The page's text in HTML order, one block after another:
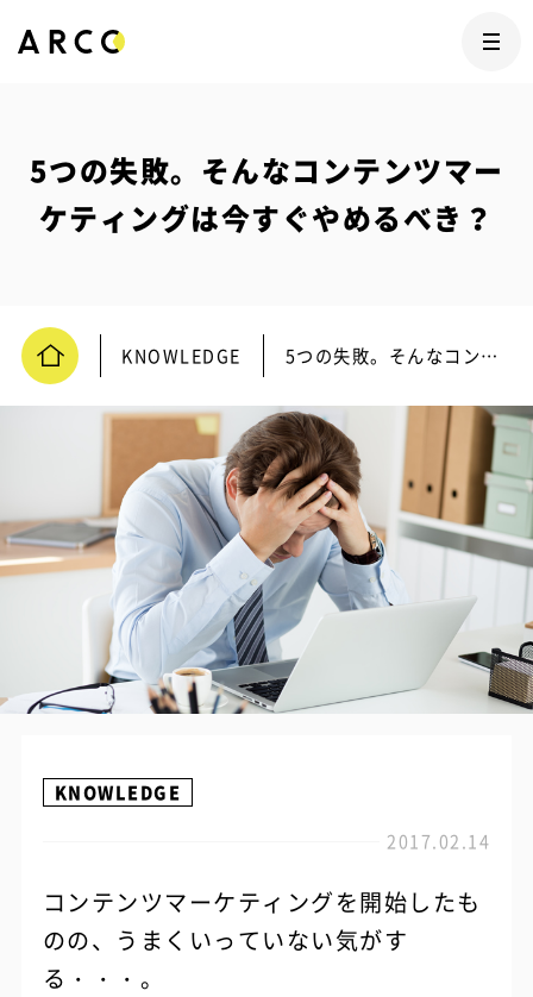
5つの失敗。そんなコンテンツマー
ケティングは今すぐやめるべき？
KNOWLEDGE 5つの失敗。そんなコンテンツマーケティングは今すぐやめるべき？
KNOWLEDGE
2017.02.14
コンテンツマーケティングを開始したも
のの、うまくいっていない気がす
る・・・。